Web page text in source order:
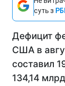
суть з
Дефицит
США в
составил
134,14